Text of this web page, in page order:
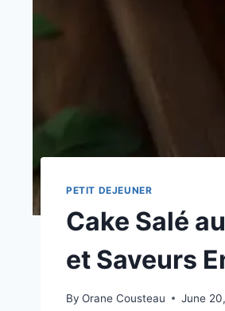
PETIT DEJEUNER
Cake Salé
et Saveurs
By Orane Cousteau June